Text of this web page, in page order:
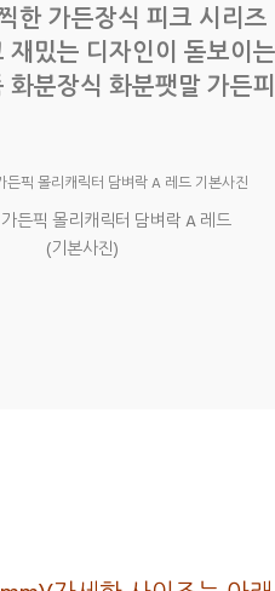
한 가든장식 피크 시리즈
재밌는 디자인이 돋보이는
화분장식 화분팻말 가든
든픽 몰리캐릭터 담벼락 A 레드
(기본사진)